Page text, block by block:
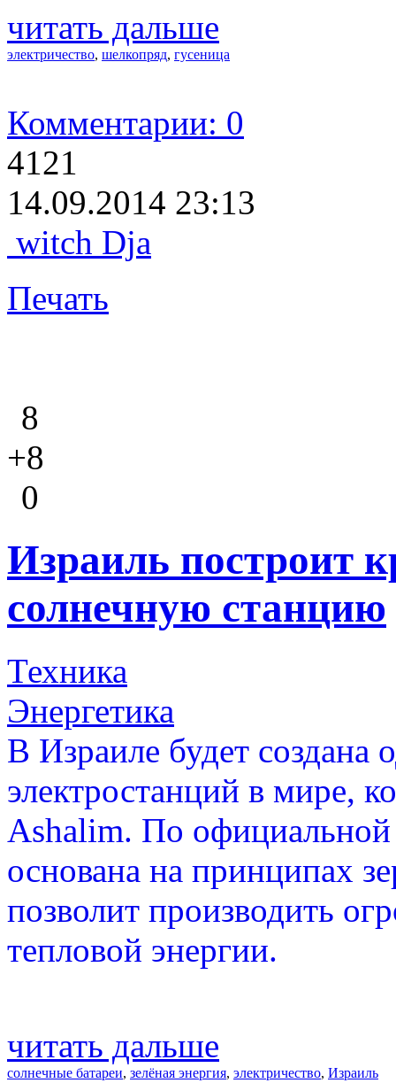
читать дальше
электричество, шелкопряд, гусеница
Комментарии: 0
4121
14.09.2014 23:13
witch Dja
Печать
8
+8
0
Израиль построит
солнечную станцию
Техника
Энергетика
В Израиле будет
электростанций в мире,
Ashalim. По
основана на принципах
позволит производить
тепловой энергии.
читать дальше
солнечные батареи, зелёная энергия, электричество, Израиль